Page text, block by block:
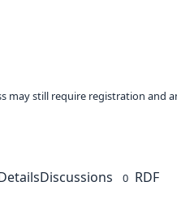
may still require registration and
Discussions 0 RDF